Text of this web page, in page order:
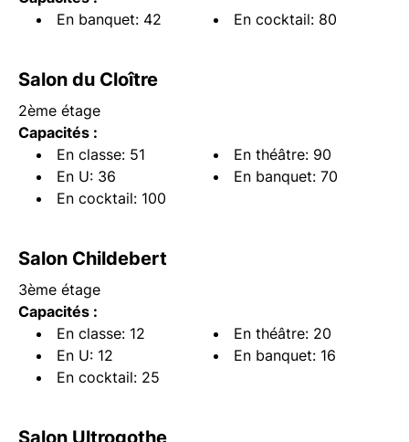
En banquet: 42
En cocktail: 80
Salon du Cloître
2ème étage
Capacités :
En classe: 51
En théâtre: 90
En U: 36
En banquet: 70
En cocktail: 100
Salon Childebert
3ème étage
Capacités :
En classe: 12
En théâtre: 20
En U: 12
En banquet: 16
En cocktail: 25
Salon Ultrogothe